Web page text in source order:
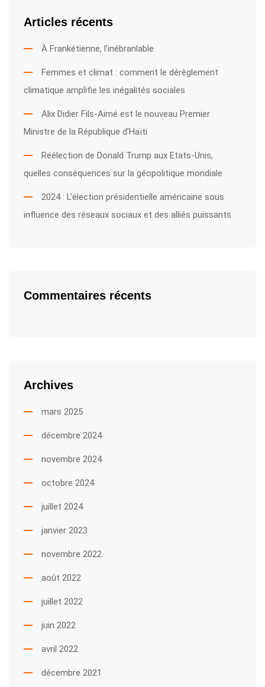
Articles récents
À Frankétienne, l’inébranlable
Femmes et climat : comment le dérèglement
climatique amplifie les inégalités sociales
Alix Didier Fils-Aimé est le nouveau Premier
Ministre de la République d’Haïti
Réélection de Donald Trump aux Etats-Unis,
quelles conséquences sur la géopolitique mondiale
2024 : L’élection présidentielle américaine sous
influence des réseaux sociaux et des alliés puissants
Commentaires récents
Archives
mars 2025
décembre 2024
novembre 2024
octobre 2024
juillet 2024
janvier 2023
novembre 2022
août 2022
juillet 2022
juin 2022
avril 2022
décembre 2021